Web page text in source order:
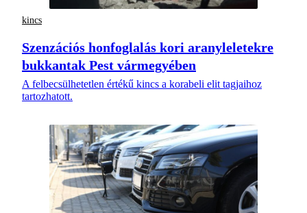
kincs
Szenzációs honfoglalás kori aranyleletekre
bukkantak Pest vármegyében
A felbecsülhetetlen értékű kincs a korabeli elit tagjaihoz
tartozhatott.